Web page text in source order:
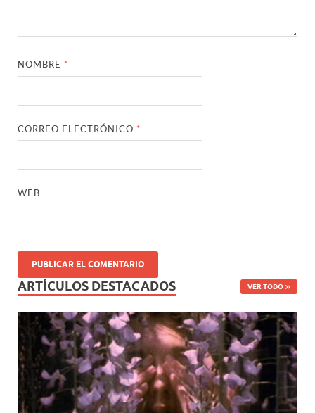
NOMBRE *
CORREO ELECTRÓNICO *
WEB
ARTÍCULOS DESTACADOS VER TODO